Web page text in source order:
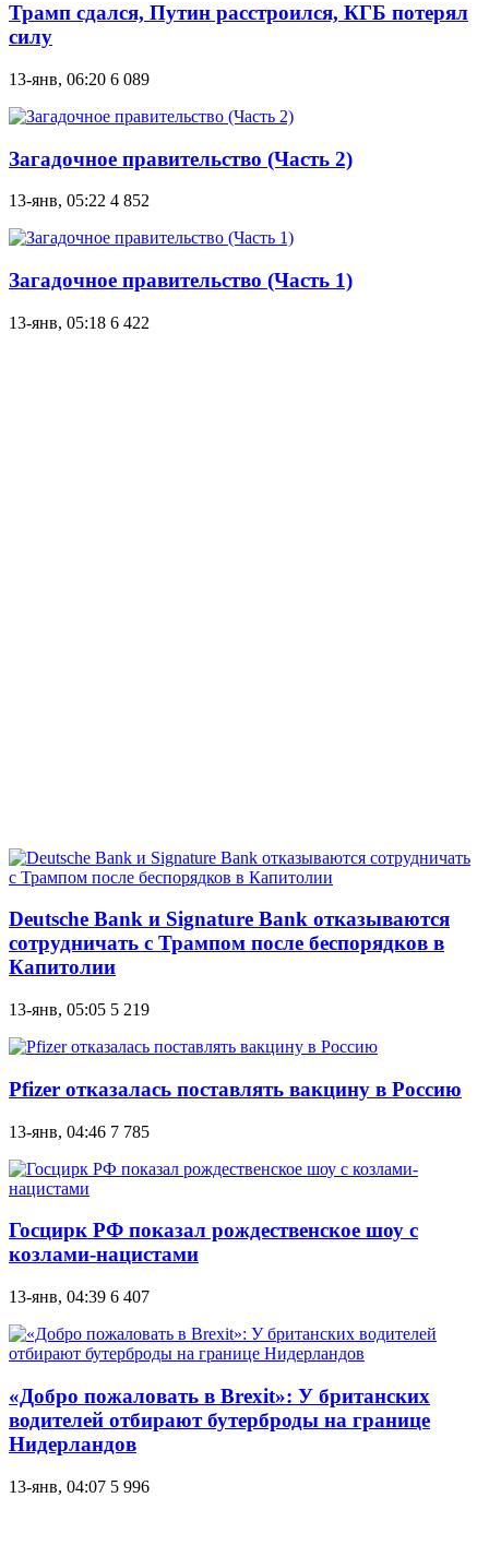
Трамп сдался, Путин расстроился, КГБ потерял
силу
13-янв, 06:20 6 089
Загадочное правительство (Часть 2)
13-янв, 05:22 4 852
Загадочное правительство (Часть 1)
13-янв, 05:18 6 422
Deutsche Bank и Signature Bank отказываются
сотрудничать с Трампом после беспорядков в
Капитолии
13-янв, 05:05 5 219
Pfizer отказалась поставлять вакцину в Россию
13-янв, 04:46 7 785
Госцирк РФ показал рождественское шоу с
козлами-нацистами
13-янв, 04:39 6 407
«Добро пожаловать в Brexit»: У британских
водителей отбирают бутерброды на границе
Нидерландов
13-янв, 04:07 5 996